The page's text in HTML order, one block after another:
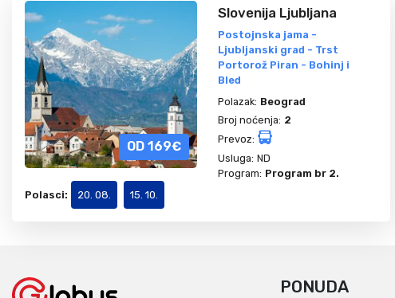
OD 169€
Slovenija Ljubljana
Postojnska jama -
Ljubljanski grad - Trst
Portorož Piran - Bohinj i
Bled
Polazak: Beograd
Broj noćenja: 2
Prevoz:
Usluga: ND
Program: Program br 2.
Polasci:
20. 08. 15. 10.
PONUDA